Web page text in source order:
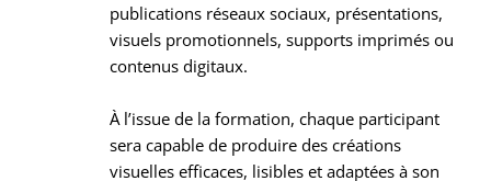
publications réseaux sociaux, présentations,
visuels promotionnels, supports imprimés ou
contenus digitaux.
À l’issue de la formation, chaque participant
sera capable de produire des créations
visuelles efficaces, lisibles et adaptées à son